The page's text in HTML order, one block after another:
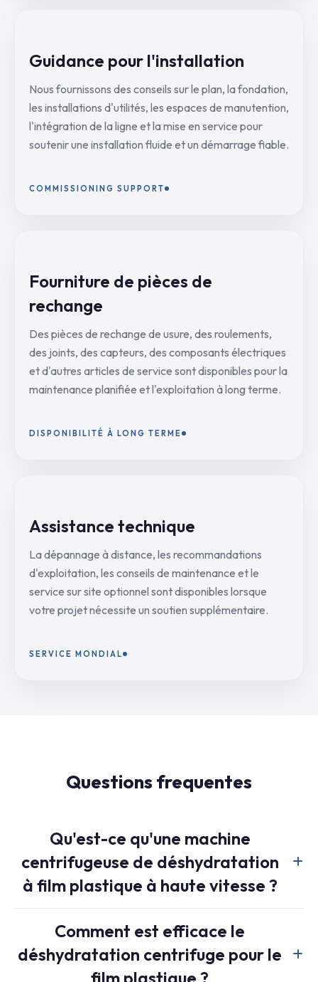
Guidance pour l'installation
Nous fournissons des conseils sur le plan, la fondation,
les installations d'utilités, les espaces de manutention,
l'intégration de la ligne et la mise en service pour
soutenir une installation fluide et un démarrage fiable.
COMMISSIONING SUPPORT
Fourniture de pièces de
rechange
Des pièces de rechange de usure, des roulements,
des joints, des capteurs, des composants électriques
et d'autres articles de service sont disponibles pour la
maintenance planifiée et l'exploitation à long terme.
DISPONIBILITÉ À LONG TERME
Assistance technique
La dépannage à distance, les recommandations
d'exploitation, les conseils de maintenance et le
service sur site optionnel sont disponibles lorsque
votre projet nécessite un soutien supplémentaire.
SERVICE MONDIAL
Questions frequentes
Qu'est-ce qu'une machine
centrifugeuse de déshydratation
à film plastique à haute vitesse ?
vitesse est spécialement conçue pour déshydrater des
films plastiques lavés à l'aide de la force centrifuge à une
vitesse de rotation de 800-1200 tr/min. Contrairement aux
Comment est efficace le
déshydratation centrifuge pour le
film plastique ?